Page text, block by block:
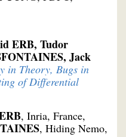
ERB, Tudor
Jack
in Theory, Bugs in
of Differential
, Inria, France,
, Hiding Nemo,